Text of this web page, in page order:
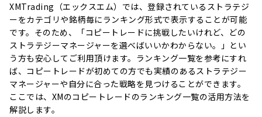
XMTrading（エックスエム）では、登録されているストラテジ
ーをカテゴリや銘柄毎にランキング形式で表示することが可能
です。そのため、「コピートレードに挑戦したいけれど、どの
ストラテジーマネージャーを選べばいいかわからない。」とい
う方も安心してご利用頂けます。ランキング一覧を参考にすれ
ば、コピートレードが初めての方でも実績のあるストラテジー
マネージャーや自分に合った戦略を見つけることができます。
ここでは、XMのコピートレードのランキング一覧の活用方法を
解説します。